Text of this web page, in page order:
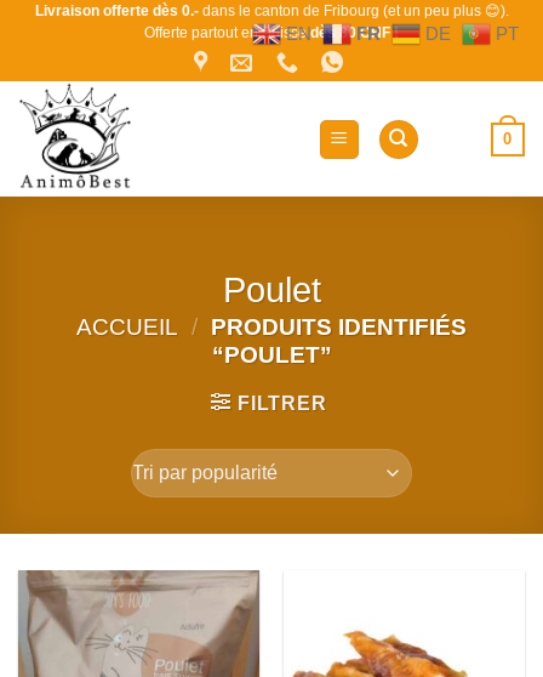
PasserLivraison offerte dès 0.-dans le canton de Fribourg (et un peu plus 😊).
Offerte partout en Suissedès 80 CHF !
0
Poulet
ACCUEIL / PRODUITS IDENTIFIÉS
“POULET”
FILTRER
EN FR DE PT